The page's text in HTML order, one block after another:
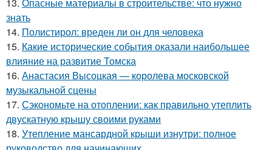
знать
14. Полистирол: вреден ли он для человека
15. Какие исторические события оказали наибольшее
влияние на развитие Томска
16. Анастасия Высоцкая — королева московской
музыкальной сцены
17. Сэкономьте на отоплении: как правильно утеплить
двускатную крышу своими руками
18. Утепление мансардной крыши изнутри: полное